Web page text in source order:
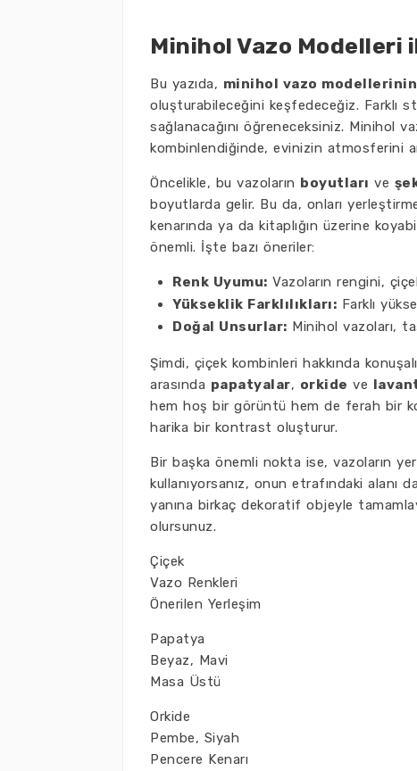
Minihol Vazo Modelleri
Bu yazıda, minihol vazo modellerinin
oluşturabileceğini keşfedeceğiz. Farklı
sağlanacağını öğreneceksiniz. Minihol
kombinlendiğinde, evinizin atmosferini
Öncelikle, bu vazoların boyutları ve
boyutlarda gelir. Bu da, onları
kenarında ya da kitaplığın üzerine
önemli. İşte bazı öneriler:
Renk Uyumu: Vazoların rengini,
Yükseklik Farklılıkları: Farklı
Doğal Unsurlar: Minihol vazoları,
Şimdi, çiçek kombinleri hakkında
arasında papatyalar, orkide ve
hem hoş bir görüntü hem de ferah bir
harika bir kontrast oluşturur.
Bir başka önemli nokta ise, vazoların
kullanıyorsanız, onun etrafındaki alanı
yanına birkaç dekoratif objeyle
olursunuz.
Çiçek
Vazo Renkleri
Önerilen Yerleşim
Papatya
Beyaz, Mavi
Masa Üstü
Orkide
Pembe, Siyah
Pencere Kenarı